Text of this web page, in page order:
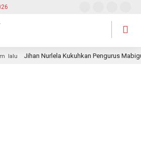
Jihan Nurlela Kukuhkan Pengurus Mabigus